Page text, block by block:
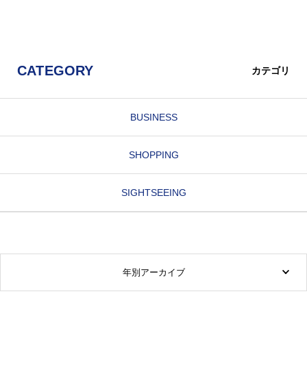
CATEGORY カテゴリ
BUSINESS
SHOPPING
SIGHTSEEING
年別アーカイブ